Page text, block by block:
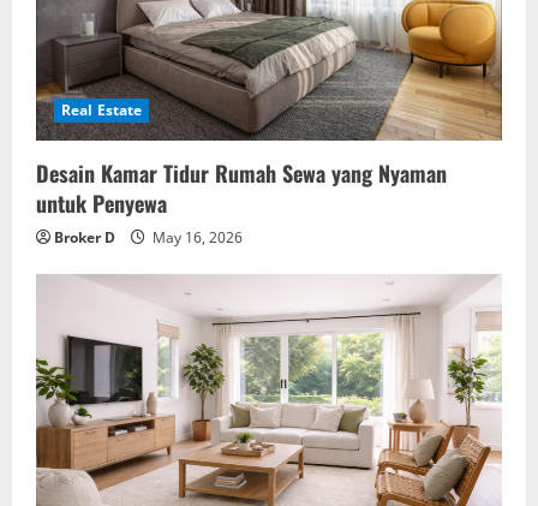
Real Estate
Desain Kamar Tidur Rumah Sewa yang Nyaman
untuk Penyewa
Broker D May 16, 2026